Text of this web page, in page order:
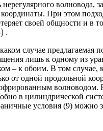
нерегулярного волновода,
При этом
своей общности и в
) .
случае предлагаемая
лишь к одному из
– к обоим. В том случае,
от одной продольной
волноводом.
в цилиндрической
условия (9) можно